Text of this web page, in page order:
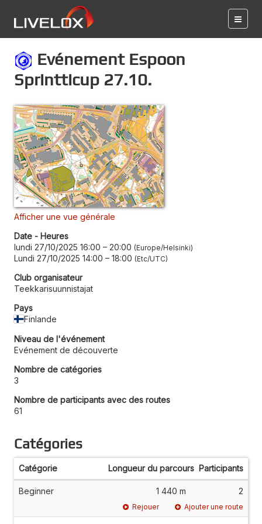
Evénement Espoon
Sprintticup 27.10.
Afficher une vue générale
Date - Heures
lundi 27/10/2025 16:00 – 20:00 Europe/Helsinki
Lundi 27/10/2025 14:00 – 18:00 Etc/UTC
Club organisateur
Teekkarisuunnistajat
Pays
Finlande
Niveau de l'événement
Evénement de découverte
Nombre de catégories
3
Nombre de participants avec des routes
61
Catégories
Catégorie Longueur du parcours Participants
Beginner 1 440 m 2
Rejouer Ajouter une route